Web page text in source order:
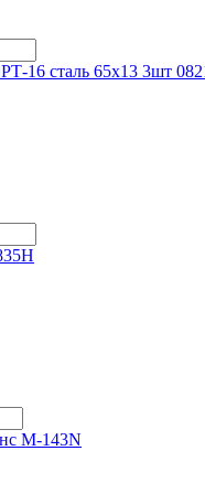
16 сталь 65х13 3шт
M-143N